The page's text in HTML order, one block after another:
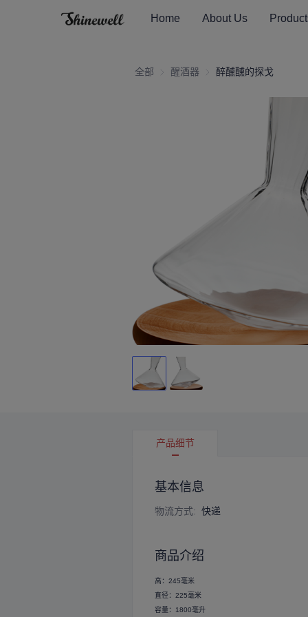
Home About Us
全部 醒酒器 醒酒器醉醺醺的探戈
产品细节
基本信息
物流方式: 快递
商品介绍
高：245毫米
直径：225毫米
容量：1800毫升